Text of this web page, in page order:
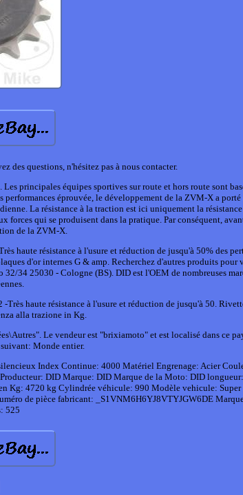
des questions, n'hésitez pas à nous contacter.
principales équipes sportives sur route et hors route sont
éprouvée, le développement de la ZVM-X a porté
La résistance à la traction est ici uniquement la résistance
forces qui se produisent dans la pratique. Par conséquent,
de la ZVM-X.
haute résistance à l'usure et réduction de jusqu'à 50% des
d'or internes G & amp. Recherchez d'autres produits pour
34 25030 - Cologne (BS). DID est l'OEM de nombreuses
haute résistance à l'usure et réduction de jusqu'à 50.
alla trazione in Kg.
Le vendeur est "brixiamoto" et est localisé dans ce
Monde entier.
Index Continue: 4000 Matériel Engrenage: Acier
Producteur: DID Marque: DID Marque de la Moto: DID
Kg: 4720 kg Cylindrée véhicule: 990 Modèle vehicule: Super
de pièce fabricant: _S1VNM6H6YJ8VTYJGW6DE
525